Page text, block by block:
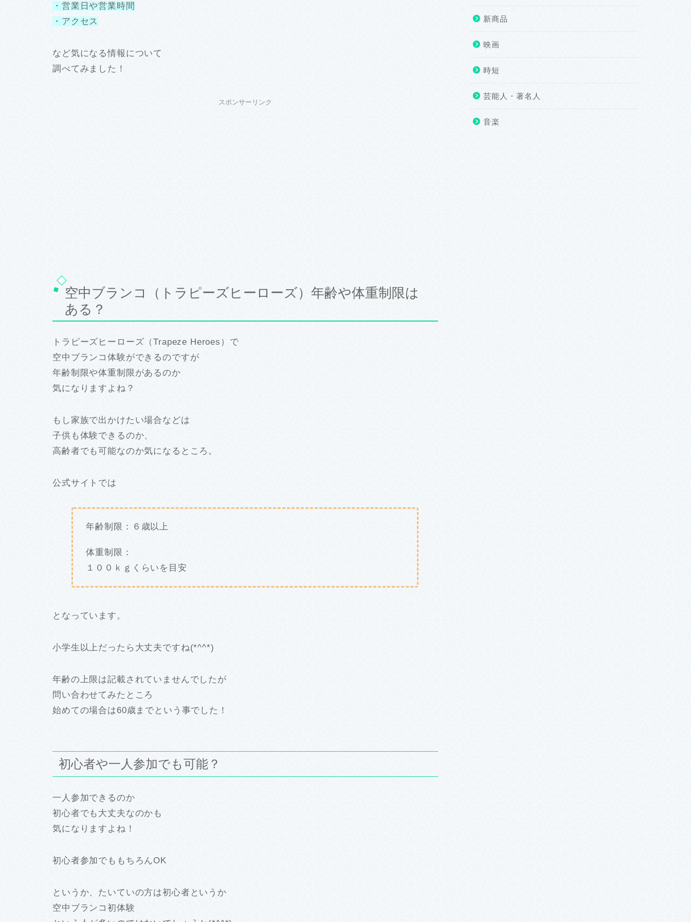
・営業日や営業時間
・アクセス
など気になる情報について
調べてみました！
スポンサーリンク
空中ブランコ（トラピーズヒーローズ）年齢や体重制限は
ある？
トラピーズヒーローズ（Trapeze Heroes）で
空中ブランコ体験ができるのですが
年齢制限や体重制限があるのか
気になりますよね？
もし家族で出かけたい場合などは
子供も体験できるのか、
高齢者でも可能なのか気になるところ。
公式サイトでは
年齢制限：６歳以上
体重制限：
１００ｋｇくらいを目安
となっています。
小学生以上だったら大丈夫ですね(*^^*)
年齢の上限は記載されていませんでしたが
問い合わせてみたところ
始めての場合は60歳までという事でした！
初心者や一人参加でも可能？
一人参加できるのか
初心者でも大丈夫なのかも
気になりますよね！
初心者参加でももちろんOK
というか、たいていの方は初心者というか
空中ブランコ初体験
新商品
映画
時短
芸能人・著名人
音楽